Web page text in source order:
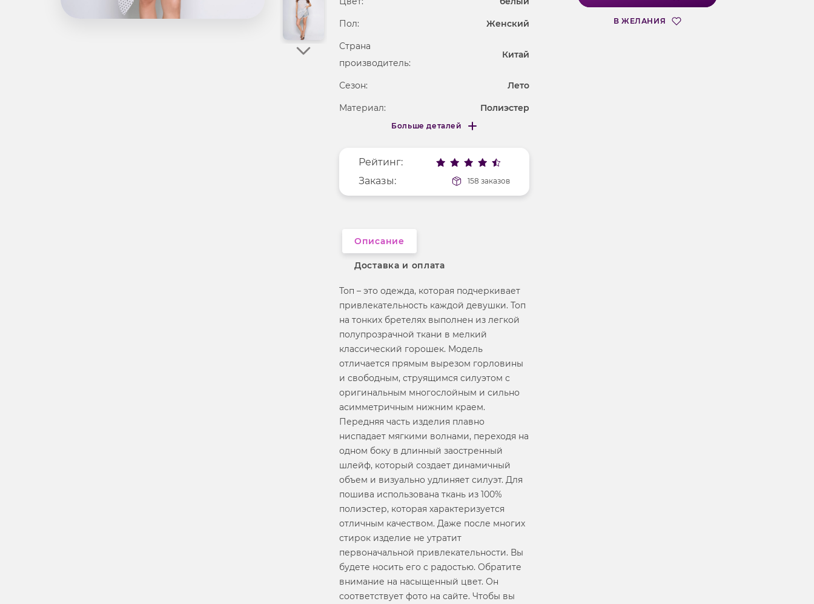
Пол: Женский
Страна
производитель:
Китай
Сезон: Лето
Материал:
Полиэстер
Фактура материала
Длина рукава без рукавов
Больше деталей
Меньше деталей
Рейтинг:
Заказы:
158 заказов
Описание
Доставка и оплата
Топ – это одежда, которая подчеркивает
привлекательность каждой девушки. Топ
на тонких бретелях выполнен из легкой
полупрозрачной ткани в мелкий
классический горошек. Модель
отличается прямым вырезом горловины
и свободным, струящимся силуэтом с
оригинальным многослойным и сильно
асимметричным нижним краем.
Передняя часть изделия плавно
ниспадает мягкими волнами, переходя на
одном боку в длинный заостренный
шлейф, который создает динамичный
объем и визуально удлиняет силуэт. Для
пошива использована ткань из 100%
полиэстер, которая характеризуется
отличным качеством. Даже после многих
стирок изделие не утратит
первоначальной привлекательности. Вы
будете носить его с радостью. Обратите
внимание на насыщенный цвет. Он
соответствует фото на сайте. Чтобы вы
В ЖЕЛАНИЯ